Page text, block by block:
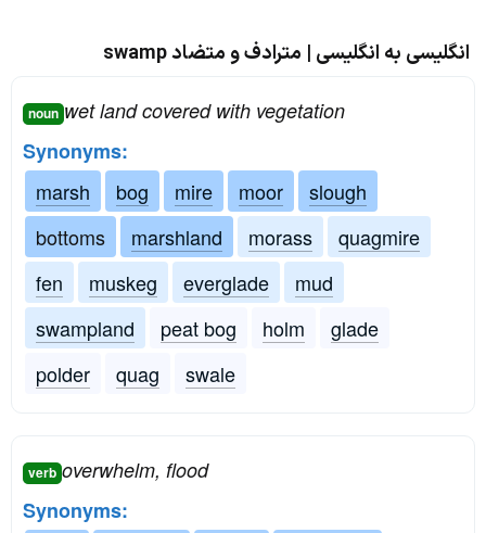
انگلیسی به انگلیسی | مترادف و متضاد swamp
noun wet land covered with vegetation
Synonyms:
marsh
bog mire moor
slough
bottoms
marshland morass
quagmire
fen
muskeg everglade
mud
swampland
peat bog holm
glade
polder
quag swale
verb overwhelm, flood
Synonyms: